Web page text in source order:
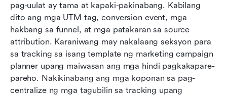
pag-uulat ay tama at kapaki-pakinabang. Kabilang
dito ang mga UTM tag, conversion event, mga
hakbang sa funnel, at mga patakaran sa source
attribution. Karaniwang may nakalaang seksyon para
sa tracking sa isang template ng marketing campaign
planner upang maiwasan ang mga hindi pagkakapare-
pareho. Nakikinabang ang mga koponan sa pag-
centralize ng mga tagubilin sa tracking upang